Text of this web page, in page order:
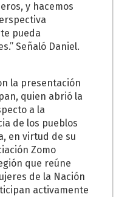
y hacemos
pueda
Señaló Daniel.
la presentación
quien abrió la
a la
de los pueblos
en virtud de su
Zomo
que reúne
de la Nación
activamente